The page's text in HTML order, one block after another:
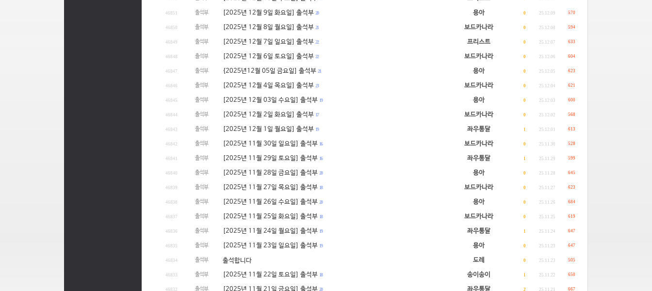
46851 출석부 [2025년 12월 9일 화요일] 출석부 20 용아 0 25.12.09 570
46850 출석부 [2025년 12월 8일 월요일] 출석부 21 보드카나라 0 25.12.08 594
46849 출석부 [2025년 12월 7일 일요일] 출석부 22 프리스트 0 25.12.07 633
46848 출석부 [2025년 12월 6일 토요일] 출석부 22 보드카나라 0 25.12.06 604
46847 출석부 {2025년12월 05일 금요일] 출석부 21 용아 0 25.12.05 623
46846 출석부 [2025년 12월 4일 목요일] 출석부 23 보드카나라 0 25.12.04 621
46845 출석부 [2025년 12월 03일 수요일] 출석부 19 용아 0 25.12.03 600
46844 출석부 [2025년 12월 2일 화요일] 출석부 17 보드카나라 0 25.12.02 568
46843 출석부 [2025년 12월 1일 월요일] 출석부 19 좌우통달 1 25.12.01 613
46842 출석부 [2025년 11월 30일 일요일] 출석부 16 보드카나라 0 25.11.30 528
46841 출석부 [2025년 11월 29일 토요일] 출석부 16 좌우통달 1 25.11.29 599
46840 출석부 [2025년 11월 28일 금요일] 출석부 20 용아 0 25.11.28 645
46839 출석부 [2025년 11월 27일 목요일] 출석부 18 보드카나라 0 25.11.27 623
46838 출석부 [2025년 11월 26일 수요일] 출석부 20 용아 0 25.11.26 684
46837 출석부 [2025년 11월 25일 화요일] 출석부 18 보드카나라 0 25.11.25 619
46836 출석부 [2025년 11월 24일 월요일] 출석부 19 좌우통달 1 25.11.24 647
46835 출석부 [2025년 11월 23일 일요일] 출석부 19 용아 0 25.11.23 647
46834 출석부 출석합니다 도레 0 25.11.23 505
46833 출석부 [2025년 11월 22일 토요일] 출석부 18 송이송이 1 25.11.22 650
46832 출석부 [2025년 11월 21일 금요일] 출석부 20 좌우통달 2 25.11.21 667